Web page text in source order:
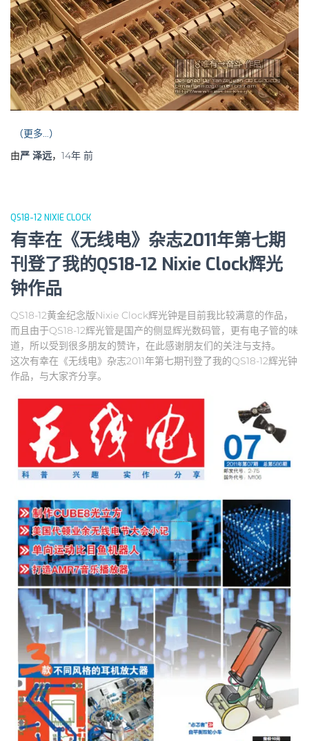
（更多…）
由严 泽远， 14年 前
QS18-12 NIXIE CLOCK
有幸在《无线电》杂志2011年第七期
刊登了我的QS18-12 Nixie Clock辉光
钟作品
QS18-12黄金纪念版Nixie Clock辉光钟是目前我比较满意的作品，
而且由于QS18-12辉光管是国产的侧显辉光数码管，更有电子管的味
道，所以受到很多朋友的赞许，在此感谢朋友们的关注与支持。
这次有幸在《无线电》杂志2011年第七期刊登了我的QS18-12辉光钟
作品，与大家齐分享。